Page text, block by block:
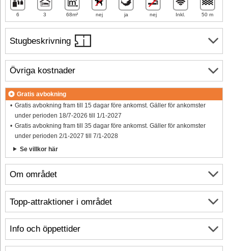
Stugbeskrivning
Om området
Info och öppettider
6 3 68m² nej ja nej Inkl. 50 m
Övriga kostnader
Gratis avbokning
Gratis avbokning fram till 15 dagar före ankomst. Gäller för ankomster
under perioden 18/7-2026 till 1/1-2027
Gratis avbokning fram till 35 dagar före ankomst. Gäller för ankomster
under perioden 2/1-2027 till 7/1-2028
Se villkor här
Topp-attraktioner i området